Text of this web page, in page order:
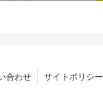
合わせ サイトポリシー